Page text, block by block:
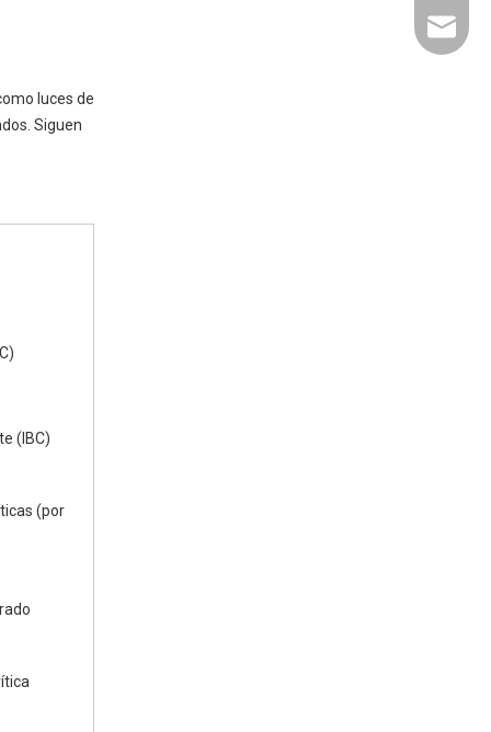
luces de
Siguen
(IBC)
(por